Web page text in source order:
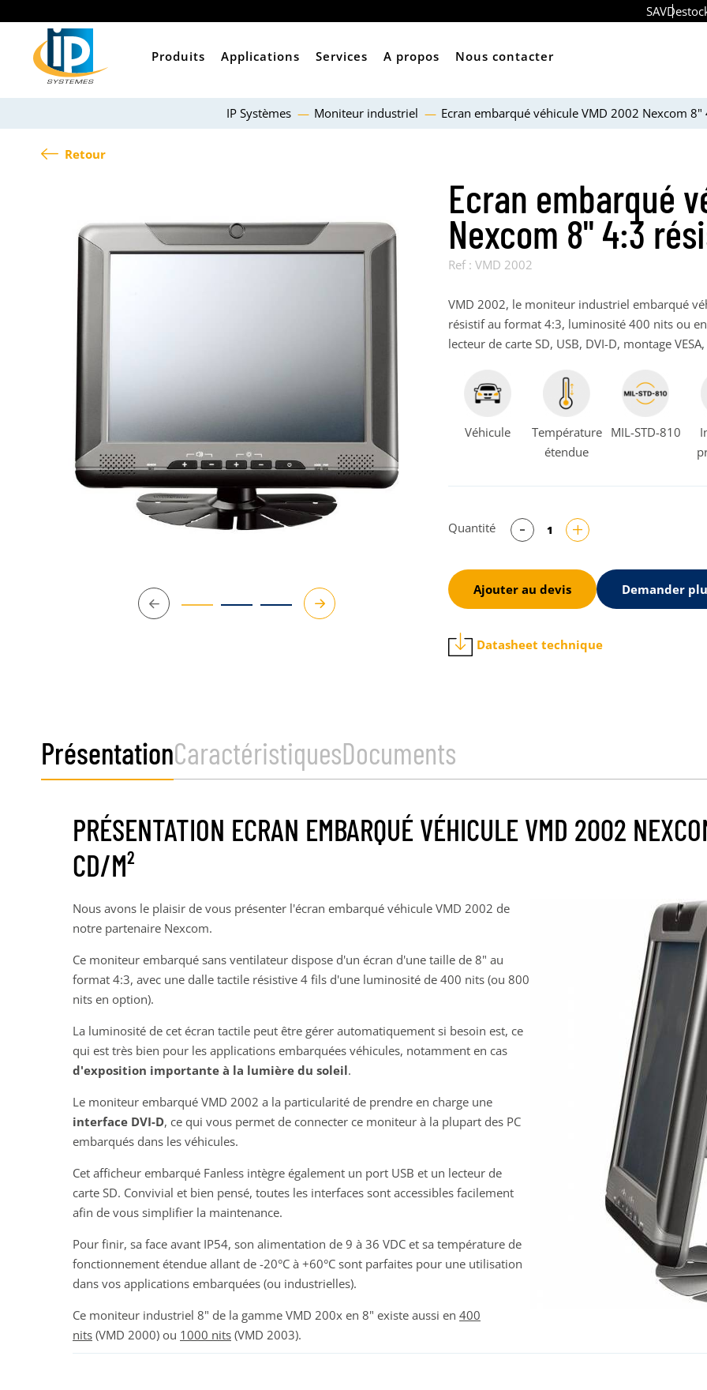
SAV
Produits Applications Services A propos Nous contacter
IP Systèmes Moniteur industriel Ecran embarqué véhicule VMD 2002 Nexcom
Retour
Précédent Suivant
Ecran embarqué
Nexcom 8" 4:3
Ref : VMD 2002
VMD 2002, le moniteur industriel embarqué
résistif au format 4:3, luminosité 400 nits ou en
lecteur de carte SD, USB, DVI-D, montage
Véhicule
Température
étendue
MIL-STD-810
Quantité
Ajouter au devis Demander
Datasheet technique
Présentation
PRÉSENTATION ECRAN EMBARQUÉ VÉHICULE VMD 2002
CD/M²
Nous avons le plaisir de vous présenter l'écran embarqué véhicule VMD 2002 de
notre partenaire Nexcom.
Ce moniteur embarqué sans ventilateur dispose d'un écran d'une taille de 8" au
format 4:3, avec une dalle tactile résistive 4 fils d'une luminosité de 400 nits (ou 800
nits en option).
La luminosité de cet écran tactile peut être gérer automatiquement si besoin est, ce
qui est très bien pour les applications embarquées véhicules, notamment en cas
d'exposition importante à la lumière du soleil.
Le moniteur embarqué VMD 2002 a la particularité de prendre en charge une
interface DVI-D, ce qui vous permet de connecter ce moniteur à la plupart des PC
embarqués dans les véhicules.
Cet afficheur embarqué Fanless intègre également un port USB et un lecteur de
carte SD. Convivial et bien pensé, toutes les interfaces sont accessibles facilement
afin de vous simplifier la maintenance.
Pour finir, sa face avant IP54, son alimentation de 9 à 36 VDC et sa température de
fonctionnement étendue allant de -20°C à +60°C sont parfaites pour une utilisation
dans vos applications embarquées (ou industrielles).
Ce moniteur industriel 8" de la gamme VMD 200x en 8" existe aussi en 400
nits (VMD 2000) ou 1000 nits (VMD 2003).
CaractéristiquesDocuments